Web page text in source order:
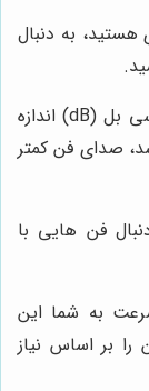
به دنبال
میزان صدای فن با واحد دسی بل (dB) اندازه
صدای فن کمتر
فن هایی با
به شما این
بر اساس نیاز